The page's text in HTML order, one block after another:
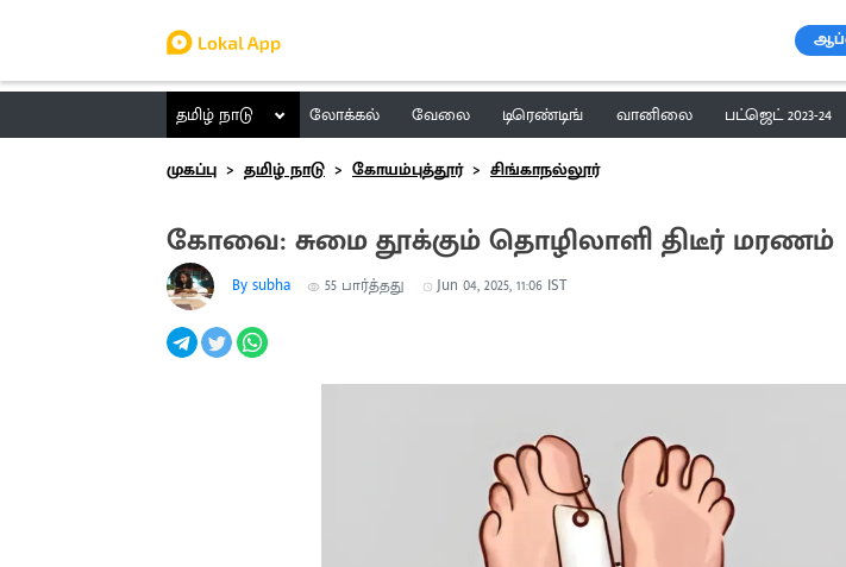
தமிழ் நாடு லோக்கல் வேலை டிரெண்டிங் வானிலை பட்ஜெட் 2023-24
முகப்பு
தமிழ் நாடு கோயம்புத்தூர் சிங்காநல்லூர்
கோவை: சுமை தூக்கும் தொழிலாளி திடீர் மரணம்
By subha 55 பார்த்தது Jun 04, 2025, 11:06 IST